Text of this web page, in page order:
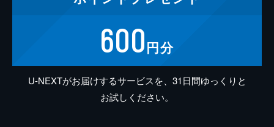
600円分
U-NEXTがお届けするサービスを、31日間ゆっくりと
お試しください。